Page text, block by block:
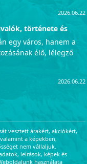
mindennapjaiba. Azok
személyesen is
pompát, a
garantáltan
élményekkel
Íme a
kihagynotok a
2026.06.22
története és
egy város, hanem a
élő, lélegző
amely önmagában
magunkat. Ez a
egyszerű kiállításnál:
amely egyenesen
titokzatos világába
2026.06.22
vesztett árakért, akciókért,
a képekben,
nem vállaljuk.
leírások, képek és
használata